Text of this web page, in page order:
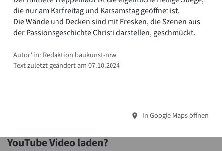
die nur am Karfreitag und Karsamstag geöffnet ist.
Die Wände und Decken sind mit Fresken, die Szenen aus
der Passionsgeschichte Christi darstellen, geschmückt.
Autor*in: Redaktion baukunst-nrw
Text zuletzt geändert am 07.10.2024
In Google Maps öffnen
YouTube Video laden?